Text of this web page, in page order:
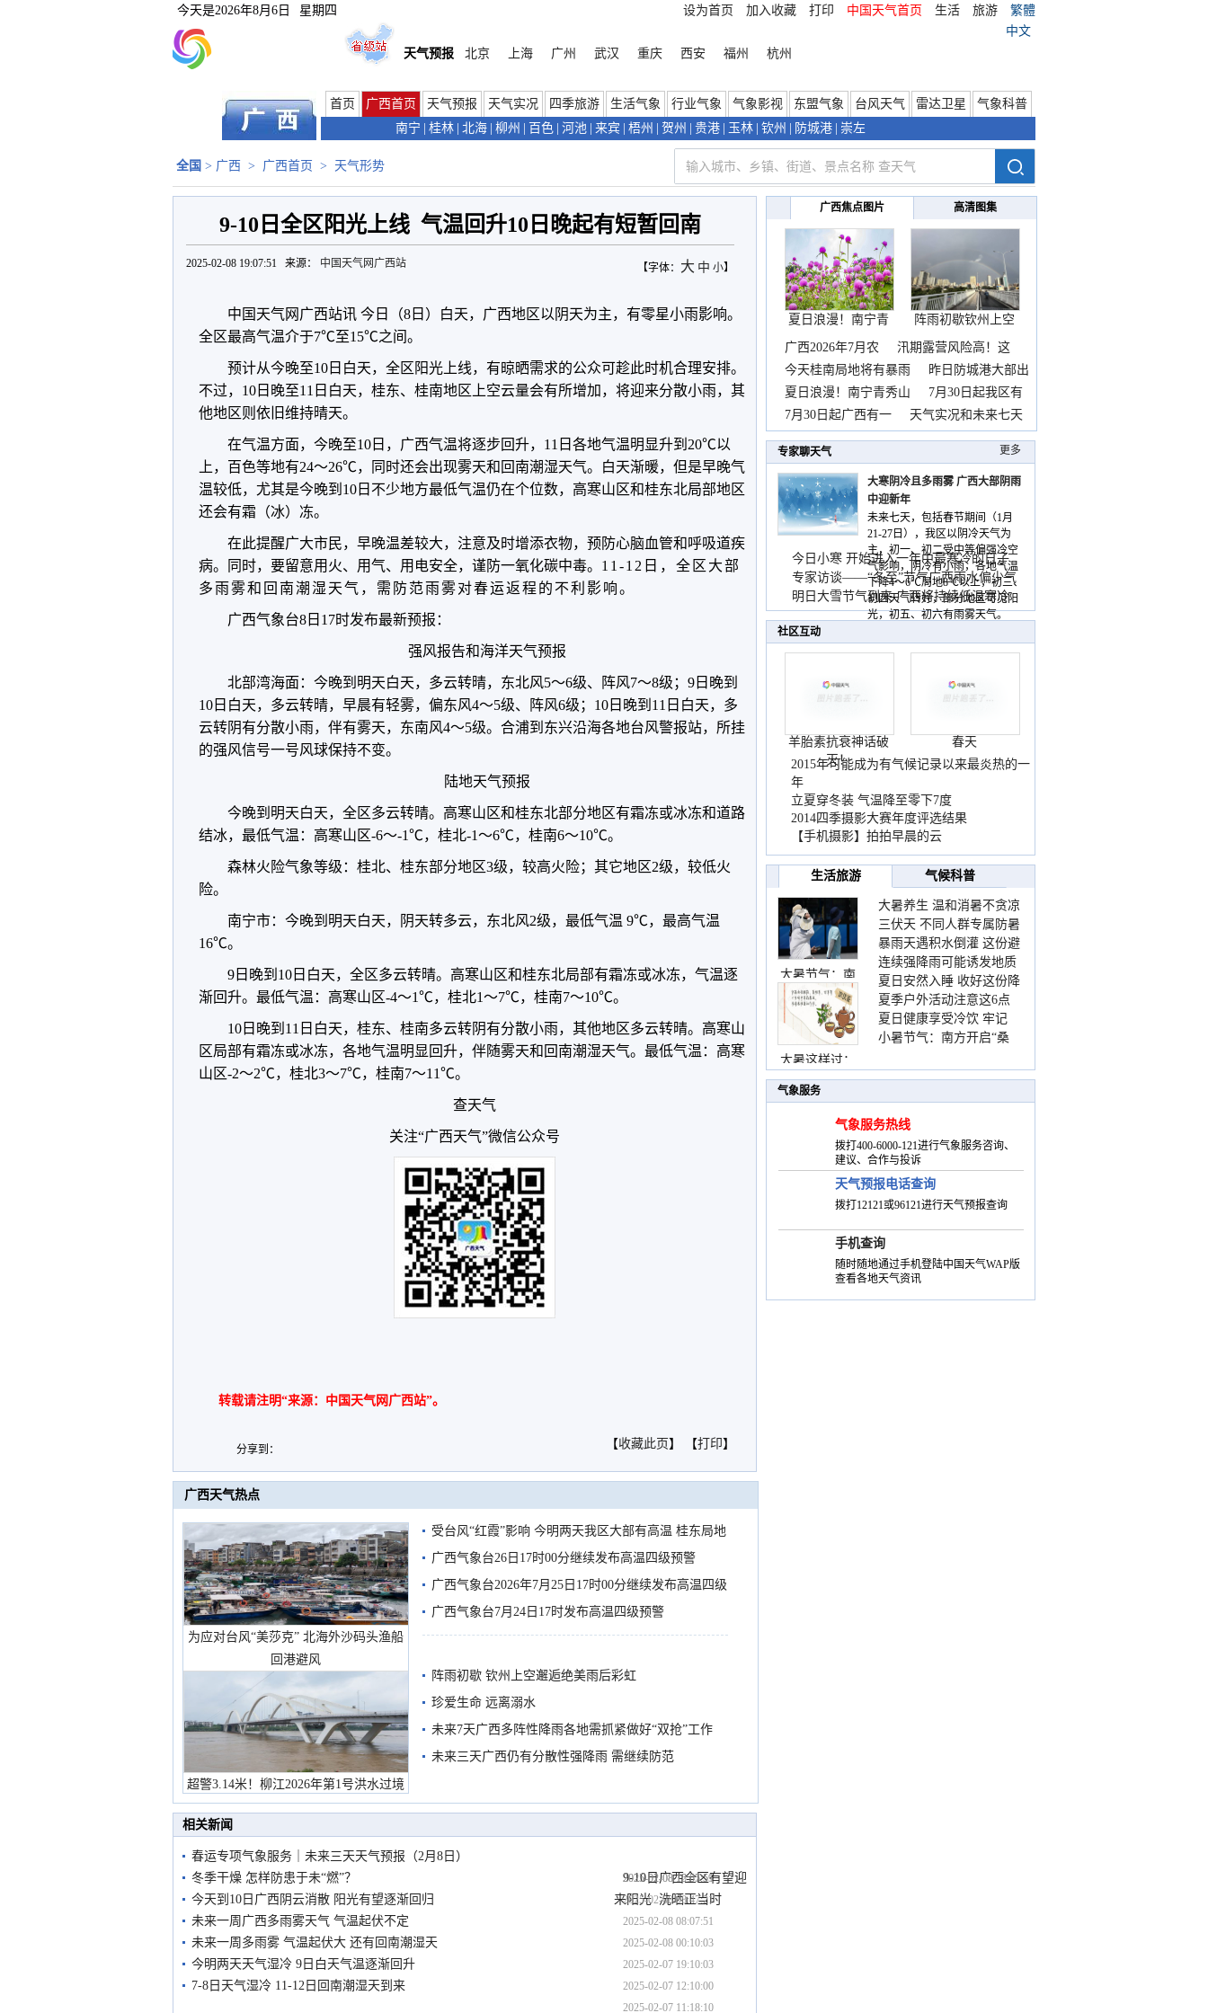
今天是2026年8月6日 星期四 设为首页 加入收藏 打印 中国天气首页 生活 旅游
繁體
中文
天气预报
北京 上海 广州 武汉 重庆 西安 福州 杭州
首页 广西首页 天气预报 天气实况 四季旅游 生活气象 行业气象 气象影视 东盟气象 台风天气 雷达卫星
气象科普
南宁
桂林 北海 柳州 百色 河池 来宾 梧州 贺州 贵港 玉林 钦州 防城港 崇左
全国 > 广西 > 广西首页 > 天气形势
9-10日全区阳光上线 气温回升10日晚起有短暂回南
【字体： 大 中 小】
2025-02-08 19:07:51 来源： 中国天气网广西站
中国天气网广西站讯 今日（8日）白天，广西地区以阴天为主，有零星小雨影响。
全区最高气温介于7℃至15℃之间。
预计从今晚至10日白天，全区阳光上线，有晾晒需求的公众可趁此时机合理安排。
不过，10日晚至11日白天，桂东、桂南地区上空云量会有所增加，将迎来分散小雨，其
他地区则依旧维持晴天。
在气温方面，今晚至10日，广西气温将逐步回升，11日各地气温明显升到20℃以
上，百色等地有24～26℃，同时还会出现雾天和回南潮湿天气。白天渐暖，但是早晚气
温较低，尤其是今晚到10日不少地方最低气温仍在个位数，高寒山区和桂东北局部地区
还会有霜（冰）冻。
在此提醒广大市民，早晚温差较大，注意及时增添衣物，预防心脑血管和呼吸道疾
病。同时，要留意用火、用气、用电安全，谨防一氧化碳中毒。 11-12日，全区大部
多雨雾和回南潮湿天气，需防范雨雾对春运返程的不利影响。
广西气象台8日17时发布最新预报：
强风报告和海洋天气预报
北部湾海面：今晚到明天白天，多云转晴，东北风5～6级、阵风7～8级；9日晚到
10日白天，多云转晴，早晨有轻雾，偏东风4～5级、阵风6级；10日晚到11日白天，多
云转阴有分散小雨，伴有雾天，东南风4～5级。合浦到东兴沿海各地台风警报站，所挂
的强风信号一号风球保持不变。
陆地天气预报
今晚到明天白天，全区多云转晴。高寒山区和桂东北部分地区有霜冻或冰冻和道路
结冰，最低气温：高寒山区-6～-1℃，桂北-1～6℃，桂南6～10℃。
森林火险气象等级：桂北、桂东部分地区3级，较高火险；其它地区2级，较低火
险。
南宁市：今晚到明天白天，阴天转多云，东北风2级，最低气温 9℃，最高气温
16℃。
9日晚到10日白天，全区多云转晴。高寒山区和桂东北局部有霜冻或冰冻，气温逐
渐回升。最低气温：高寒山区-4～1℃，桂北1～7℃，桂南7～10℃。
10日晚到11日白天，桂东、桂南多云转阴有分散小雨，其他地区多云转晴。高寒山
区局部有霜冻或冰冻，各地气温明显回升，伴随雾天和回南潮湿天气。最低气温：高寒
山区-2～2℃，桂北3～7℃，桂南7～11℃。
查天气
关注“广西天气”微信公众号
转载请注明“来源：中国天气网广西站”。
分享到： 【收藏此页 】 【打印】
广西天气热点
为应对台风“美莎克” 北海外沙码头渔船
回港避风
超警3.14米！柳江2026年第1号洪水过境
市民在堤岸见证汛况
受台风“红霞”影响 今明两天我区大部有高温 桂东局地
有较强降雨
广西气象台26日17时00分继续发布高温四级预警
广西气象台2026年7月25日17时00分继续发布高温四级
预警
广西气象台7月24日17时发布高温四级预警
阵雨初歇 钦州上空邂逅绝美雨后彩虹
珍爱生命 远离溺水
未来7天广西多阵性降雨各地需抓紧做好“双抢”工作
未来三天广西仍有分散性强降雨 需继续防范
相关新闻
春运专项气象服务｜未来三天天气预报（2月8日）
2025-02-08 15:55:59
9-10日广西全区有望迎
来阳光 洗晒正当时
2025-02-08 12:07:51
冬季干燥 怎样防患于未“燃”？
2025-02-08 08:47:21
今天到10日广西阴云消散 阳光有望逐渐回归
2025-02-08 08:07:51
未来一周广西多雨雾天气 气温起伏不定
2025-02-08 00:10:03
未来一周多雨雾 气温起伏大 还有回南潮湿天
2025-02-07 19:10:03
今明两天天气湿冷 9日白天气温逐渐回升
2025-02-07 12:10:00
7-8日天气湿冷 11-12日回南潮湿天到来
2025-02-07 11:18:10
广西焦点图片 高清图集
夏日浪漫！南宁青
秀山
阵雨初歇钦州上空
邂逅
广西2026年7月农
汛期露营风险高！这
份
今天桂南局地将有暴雨
昨日防城港大部出
现暴
夏日浪漫！南宁青秀山
7月30日起我区有
持
7月30日起广西有一
天气实况和未来七天
天
专家聊天气 更多
大寒阴冷且多雨雾 广西大部阴雨
中迎新年
未来七天，包括春节期间（1月
21-27日），我区以阴冷天气为
主，初一、初二受中等偏强冷空
气影响，阴冷有小雨，各地气温
下降4～6℃局地8℃以上，初三、
初四天气转好，部分地区可见阳
光，初五、初六有雨雾天气。
今日小寒 开始进入一年中最寒冷的日子
专家访谈——“冬至”节气广西雨水偏少气
温低
明日大雪节气到来 广西将持续低温寒冷
天气
社区互动
羊胎素抗衰神话破
灭！
春天
2015年可能成为有气候记录以来最炎热的一
年
立夏穿冬装 气温降至零下7度
2014四季摄影大赛年度评选结果
【手机摄影】拍拍早晨的云
生活旅游 气候科普
大暑节气：南
大暑这样过：
大暑养生 温和消暑不贪凉
三伏天 不同人群专属防暑
要点请收好
暴雨天遇积水倒灌 这份避
险提示请收好
连续强降雨可能诱发地质
灾害 这些前兆要知道
夏日安然入睡 收好这份降
温小贴士
夏季户外活动注意这6点
防暑健身两不误
夏日健康享受冷饮 牢记
“两注意一控制”
小暑节气：南方开启“桑
季
气象服务
气象服务热线
拨打400-6000-121进行气象服务咨询、
建议、合作与投诉
天气预报电话查询
拨打12121或96121进行天气预报查询
手机查询
随时随地通过手机登陆中国天气WAP版
查看各地天气资讯